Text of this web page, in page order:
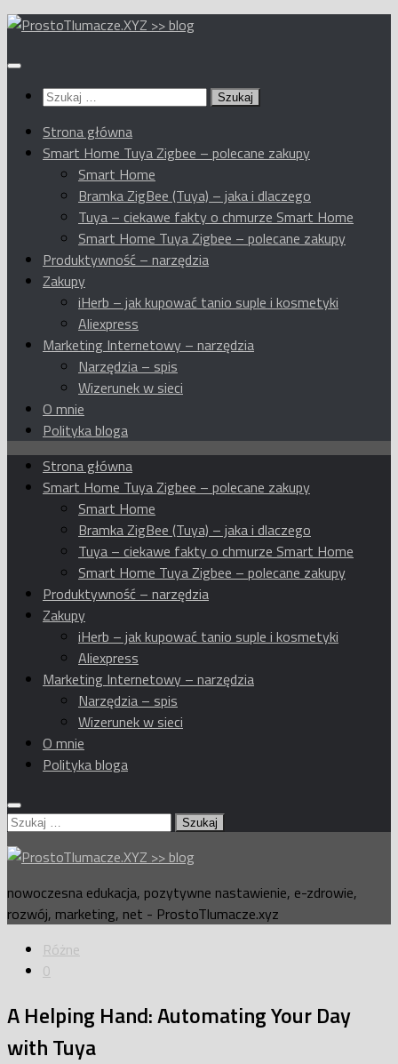
Przeskocz
treści
Szukaj:
Strona główna
Smart Home Tuya Zigbee – polecane zakupy
Smart Home
Bramka ZigBee (Tuya) – jaka i dlaczego
Tuya – ciekawe fakty o chmurze Smart Home
Smart Home Tuya Zigbee – polecane zakupy
Produktywność – narzędzia
Zakupy
iHerb – jak kupować tanio suple i kosmetyki
Aliexpress
Marketing Internetowy – narzędzia
Narzędzia – spis
Wizerunek w sieci
O mnie
Polityka bloga
Strona główna
Smart Home Tuya Zigbee – polecane zakupy
Smart Home
Bramka ZigBee (Tuya) – jaka i dlaczego
Tuya – ciekawe fakty o chmurze Smart Home
Smart Home Tuya Zigbee – polecane zakupy
Produktywność – narzędzia
Zakupy
iHerb – jak kupować tanio suple i kosmetyki
Aliexpress
Marketing Internetowy – narzędzia
Narzędzia – spis
Wizerunek w sieci
O mnie
Polityka bloga
Szukaj:
nowoczesna edukacja, pozytywne nastawienie, e-zdrowie,
rozwój, marketing, net - ProstoTlumacze.xyz
Różne
0
A Helping Hand: Automating Your Day
with Tuya